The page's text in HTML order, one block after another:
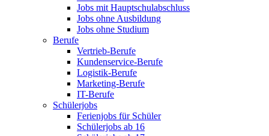
Jobs mit Hauptschulabschluss
Jobs ohne Ausbildung
Jobs ohne Studium
Berufe
Vertrieb-Berufe
Kundenservice-Berufe
Logistik-Berufe
Marketing-Berufe
IT-Berufe
Schülerjobs
Ferienjobs für Schüler
Schülerjobs ab 16